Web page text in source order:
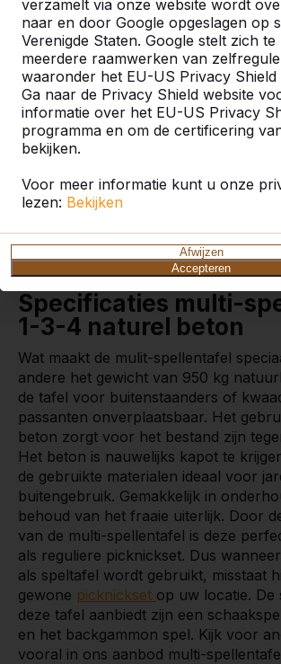
verzamelt via onze website wordt
naar en door Google opgeslagen op
Verenigde Staten. Google stelt zich
meerdere raamwerken van
waaronder het EU-US Privacy
Ga naar de Privacy Shield website
informatie over het EU-US Privacy
programma en om de certificering
bekijken.
Voor meer informatie kunt u onze
lezen: Bekijken
Afwijzen
Accepteren
Mogelijkheden in
gegoten
In de prachtige, rustige kleur naturel
ontwierpen we een multi-spellentafel,
liefst drie bordspellen verwerkt zijn.
van natuursteen zitten vast geklonken
gegoten uit één stuk beton, zowel de
zittingen.
Specificaties multi-
1-3-4 naturel beton
Wat maakt de mulit-spellentafel
andere het gewicht van 950 kg
de tafel voor buitenstaanders of
passanten onverplaatsbaar. Het
beton zorgt voor het bestand zijn
Het beton is nauwelijks kapot te
de gebruikte materialen ideaal voor
buitengebruik. Gemakkelijk in
behoud van het fraaie uiterlijk. Door
van de multi-spellentafel is deze
als reguliere picknickset. Dus
als speltafel wordt gebruikt, misstaat
gewone picknickset op uw locatie. De
deze tafel aanbiedt zijn een
en het backgammon spel. Kijk voor
vooral in ons aanbod multi-